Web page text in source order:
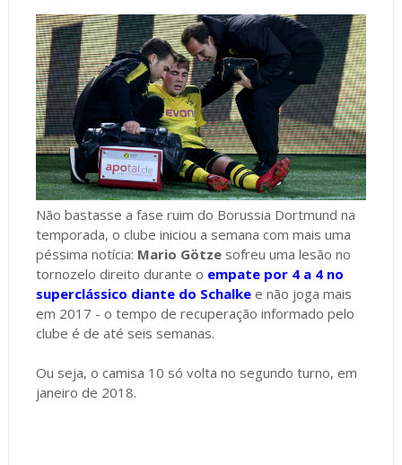
Não bastasse a fase ruim do Borussia Dortmund na
temporada, o clube iniciou a semana com mais uma
péssima notícia: Mario Götzesofreu uma lesão no
tornozelo direito durante o empate por 4 a 4 no
superclássico diante do Schalkee não joga mais
em 2017 - o tempo de recuperação informado pelo
clube é de até seis semanas.
Ou seja, o camisa 10 só volta no segundo turno, em
janeiro de 2018.